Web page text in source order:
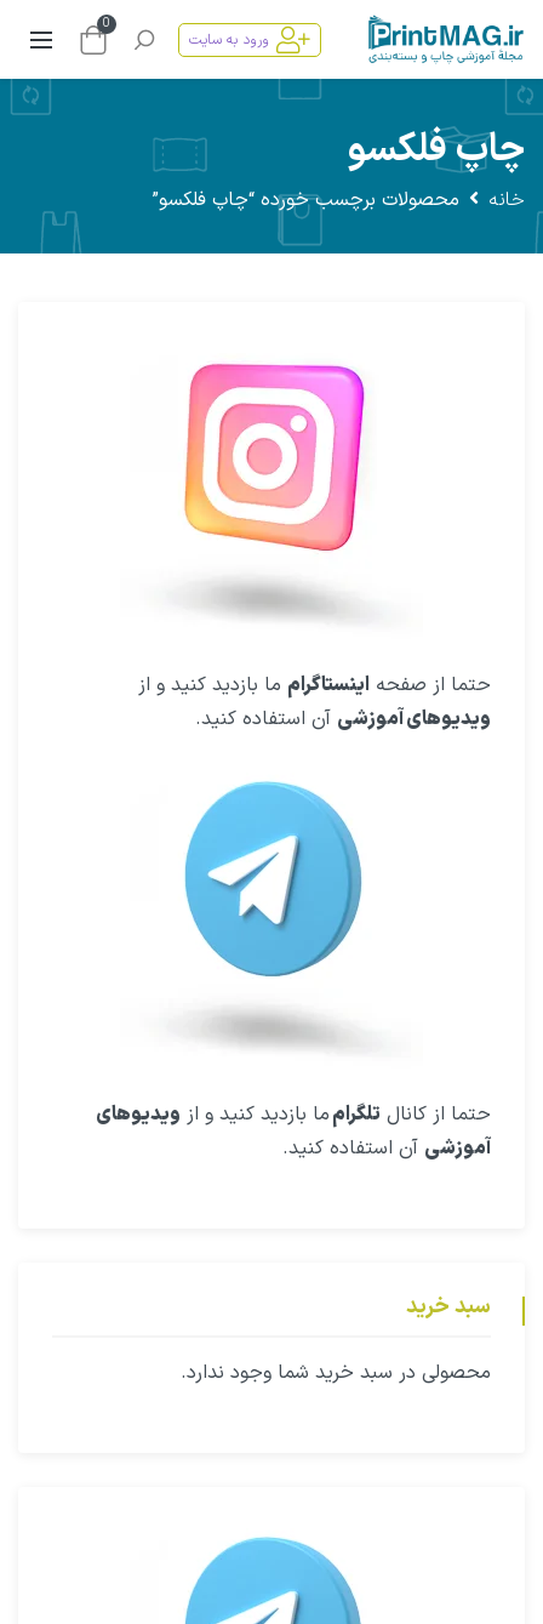
ورود به سایت
0
چاپ فلکسو
خانه محصولات برچسب خورده “چاپ فلکسو”
حتما از صفحه اینستاگرام ما بازدید کنید و از
ویدیوهای آموزشی آن استفاده کنید.
حتما از کانال تلگرامما بازدید کنید و از ویدیوهای
آموزشی آن استفاده کنید.
سبد خرید
محصولی در سبد خرید شما وجود ندارد.